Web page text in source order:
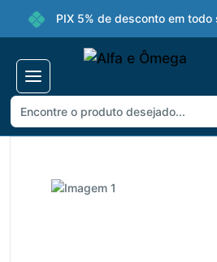
PIX 5% de desconto em